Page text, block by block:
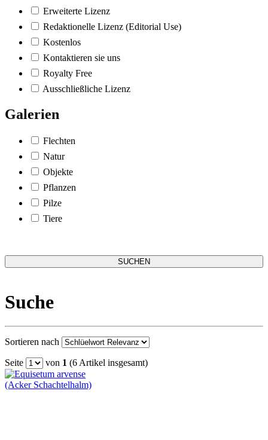
Erweiterte Lizenz
Redaktionelle Lizenz (Editorial Use)
Kostenlos
Kontaktieren sie uns
Royalty Free
Ausschließliche Lizenz
Galerien
Flechten
Natur
Objekte
Pflanzen
Pilze
Tiere
Suche
Sortieren nach
Seite von 1 (6 Artikel insgesamt)